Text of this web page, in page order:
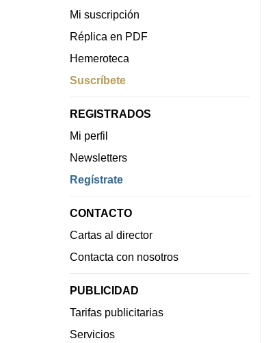
Mi suscripción
Réplica en PDF
Hemeroteca
Suscríbete
REGISTRADOS
Mi perfil
Newsletters
Regístrate
CONTACTO
Cartas al director
Contacta con nosotros
PUBLICIDAD
Tarifas publicitarias
Servicios